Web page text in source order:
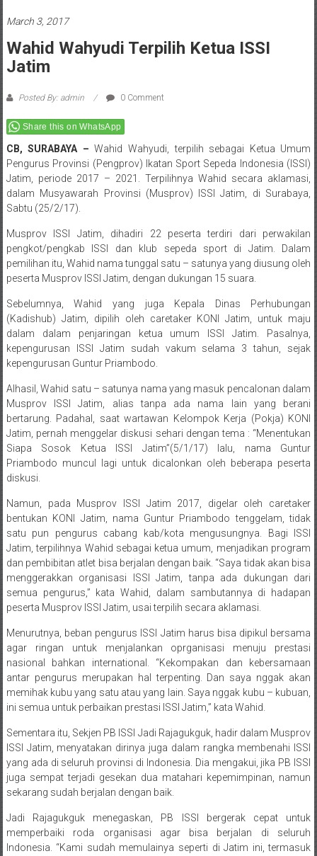
March 3, 2017
Wahid Wahyudi Terpilih Ketua ISSI
Jatim
Posted By: admin 0 Comment
Share this on WhatsApp
CB, SURABAYA – Wahid Wahyudi, terpilih sebagai Ketua Umum
Pengurus Provinsi (Pengprov) Ikatan Sport Sepeda Indonesia (ISSI)
Jatim, periode 2017 – 2021. Terpilihnya Wahid secara aklamasi,
dalam Musyawarah Provinsi (Musprov) ISSI Jatim, di Surabaya,
Sabtu (25/2/17).
Musprov ISSI Jatim, dihadiri 22 peserta terdiri dari perwakilan
pengkot/pengkab ISSI dan klub sepeda sport di Jatim. Dalam
pemilihan itu, Wahid nama tunggal satu – satunya yang diusung oleh
peserta Musprov ISSI Jatim, dengan dukungan 15 suara.
Sebelumnya, Wahid yang juga Kepala Dinas Perhubungan
(Kadishub) Jatim, dipilih oleh caretaker KONI Jatim, untuk maju
dalam dalam penjaringan ketua umum ISSI Jatim. Pasalnya,
kepengurusan ISSI Jatim sudah vakum selama 3 tahun, sejak
kepengurusan Guntur Priambodo.
Alhasil, Wahid satu – satunya nama yang masuk pencalonan dalam
Musprov ISSI Jatim, alias tanpa ada nama lain yang berani
bertarung. Padahal, saat wartawan Kelompok Kerja (Pokja) KONI
Jatim, pernah menggelar diskusi sehari dengan tema : “Menentukan
Siapa Sosok Ketua ISSI Jatim”(5/1/17) lalu, nama Guntur
Priambodo muncul lagi untuk dicalonkan oleh beberapa peserta
diskusi.
Namun, pada Musprov ISSI Jatim 2017, digelar oleh caretaker
bentukan KONI Jatim, nama Guntur Priambodo tenggelam, tidak
satu pun pengurus cabang kab/kota mengusungnya. Bagi ISSI
Jatim, terpilihnya Wahid sebagai ketua umum, menjadikan program
dan pembibitan atlet bisa berjalan dengan baik. “Saya tidak akan bisa
menggerakkan organisasi ISSI Jatim, tanpa ada dukungan dari
semua pengurus,” kata Wahid, dalam sambutannya di hadapan
peserta Musprov ISSI Jatim, usai terpilih secara aklamasi.
Menurutnya, beban pengurus ISSI Jatim harus bisa dipikul bersama
agar ringan untuk menjalankan oprganisasi menuju prestasi
nasional bahkan international. “Kekompakan dan kebersamaan
antar pengurus merupakan hal terpenting. Dan saya nggak akan
memihak kubu yang satu atau yang lain. Saya nggak kubu – kubuan,
ini semua untuk perbaikan prestasi ISSI Jatim,” kata Wahid.
Sementara itu, Sekjen PB ISSI Jadi Rajagukguk, hadir dalam Musprov
ISSI Jatim, menyatakan dirinya juga dalam rangka membenahi ISSI
yang ada di seluruh provinsi di Indonesia. Dia mengakui, jika PB ISSI
juga sempat terjadi gesekan dua matahari kepemimpinan, namun
sekarang sudah berjalan dengan baik.
Jadi Rajagukguk menegaskan, PB ISSI bergerak cepat untuk
memperbaiki roda organisasi agar bisa berjalan di seluruh
Indonesia. “Kami sudah memulainya seperti di Jatim ini, termasuk